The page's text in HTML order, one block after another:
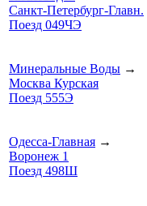
Санкт-Петербург-Главн.
Поезд 049ЧЭ
Минеральные Воды →
Москва Курская
Поезд 555Э
Одесса-Главная →
Воронеж 1
Поезд 498Ш